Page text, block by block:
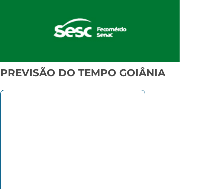
PREVISÃO DO TEMPO GOIÂNIA